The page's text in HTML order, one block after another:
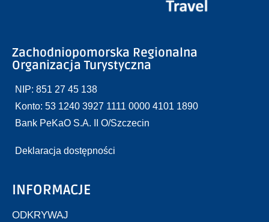
Zachodniopomorska Regionalna
Organizacja Turystyczna
NIP: 851 27 45 138
Konto: 53 1240 3927 1111 0000 4101 1890
Bank PeKaO S.A. II O/Szczecin
Deklaracja dostępności
INFORMACJE
ODKRYWAJ